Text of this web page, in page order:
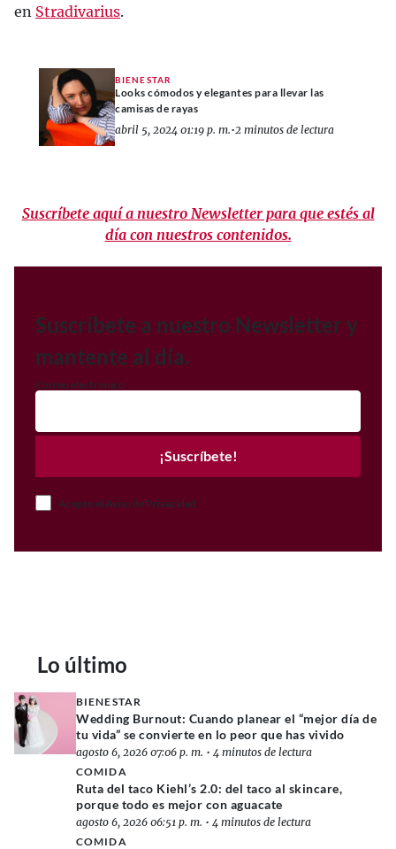
en Stradivarius.
BIENESTAR
Looks cómodos y elegantes para llevar las
camisas de rayas
abril 5, 2024 01:19 p. m.•2 minutos de lectura
Suscríbete aquí a nuestro Newsletter para que estés al
día con nuestros contenidos.
Suscríbete a nuestro Newsletter y
mantente al día.
Correo electrónico
¡Suscríbete!
Acepto el Aviso de Privacidad
Lo último
BIENESTAR
Wedding Burnout: Cuando planear el “mejor día de
tu vida” se convierte en lo peor que has vivido
agosto 6, 2026 07:06 p. m. • 4 minutos de lectura
COMIDA
Ruta del taco Kiehl’s 2.0: del taco al skincare,
porque todo es mejor con aguacate
agosto 6, 2026 06:51 p. m. • 4 minutos de lectura
COMIDA